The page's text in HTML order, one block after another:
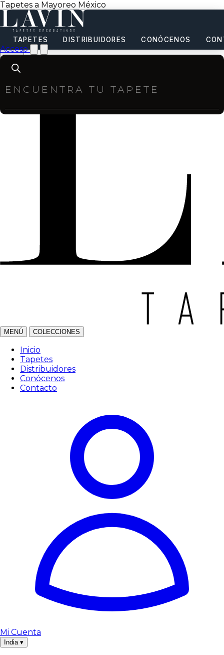
Tapetes a Mayoreo México
TAPETES DISTRIBUIDORES CONÓCENOS
Acceso
Products
search
MENÚ COLECCIONES
Inicio
Tapetes
Distribuidores
Conócenos
Contacto
Mi Cuenta
India ▾